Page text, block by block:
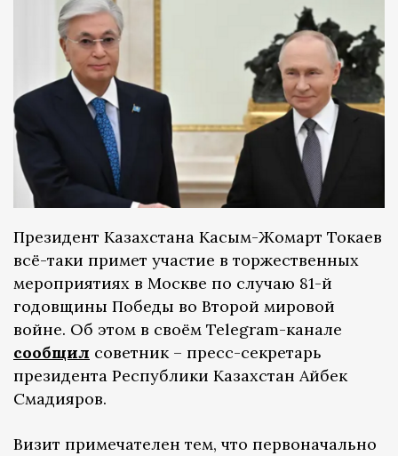
Президент Казахстана Касым-Жомарт Токаев
всё-таки примет участие в торжественных
мероприятиях в Москве по случаю 81-й
годовщины Победы во Второй мировой
войне. Об этом в своём Telegram-канале
сообщил советник – пресс-секретарь
президента Республики Казахстан Айбек
Смадияров.
Визит примечателен тем, что первоначально